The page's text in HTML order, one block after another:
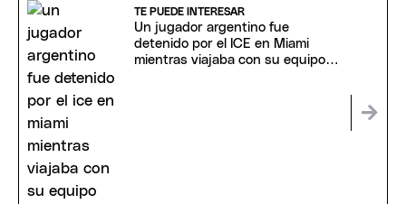
TE PUEDE INTERESAR
Un jugador argentino fue
detenido por el ICE en Miami
mientras viajaba con su equipo